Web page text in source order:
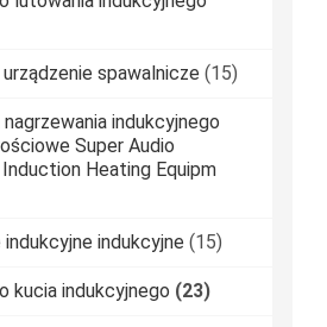
urządzenie spawalnicze (15)
nagrzewania indukcyjnego
Super Audio
Heating Equipm
indukcyjne indukcyjne (15)
kucia indukcyjnego (23)